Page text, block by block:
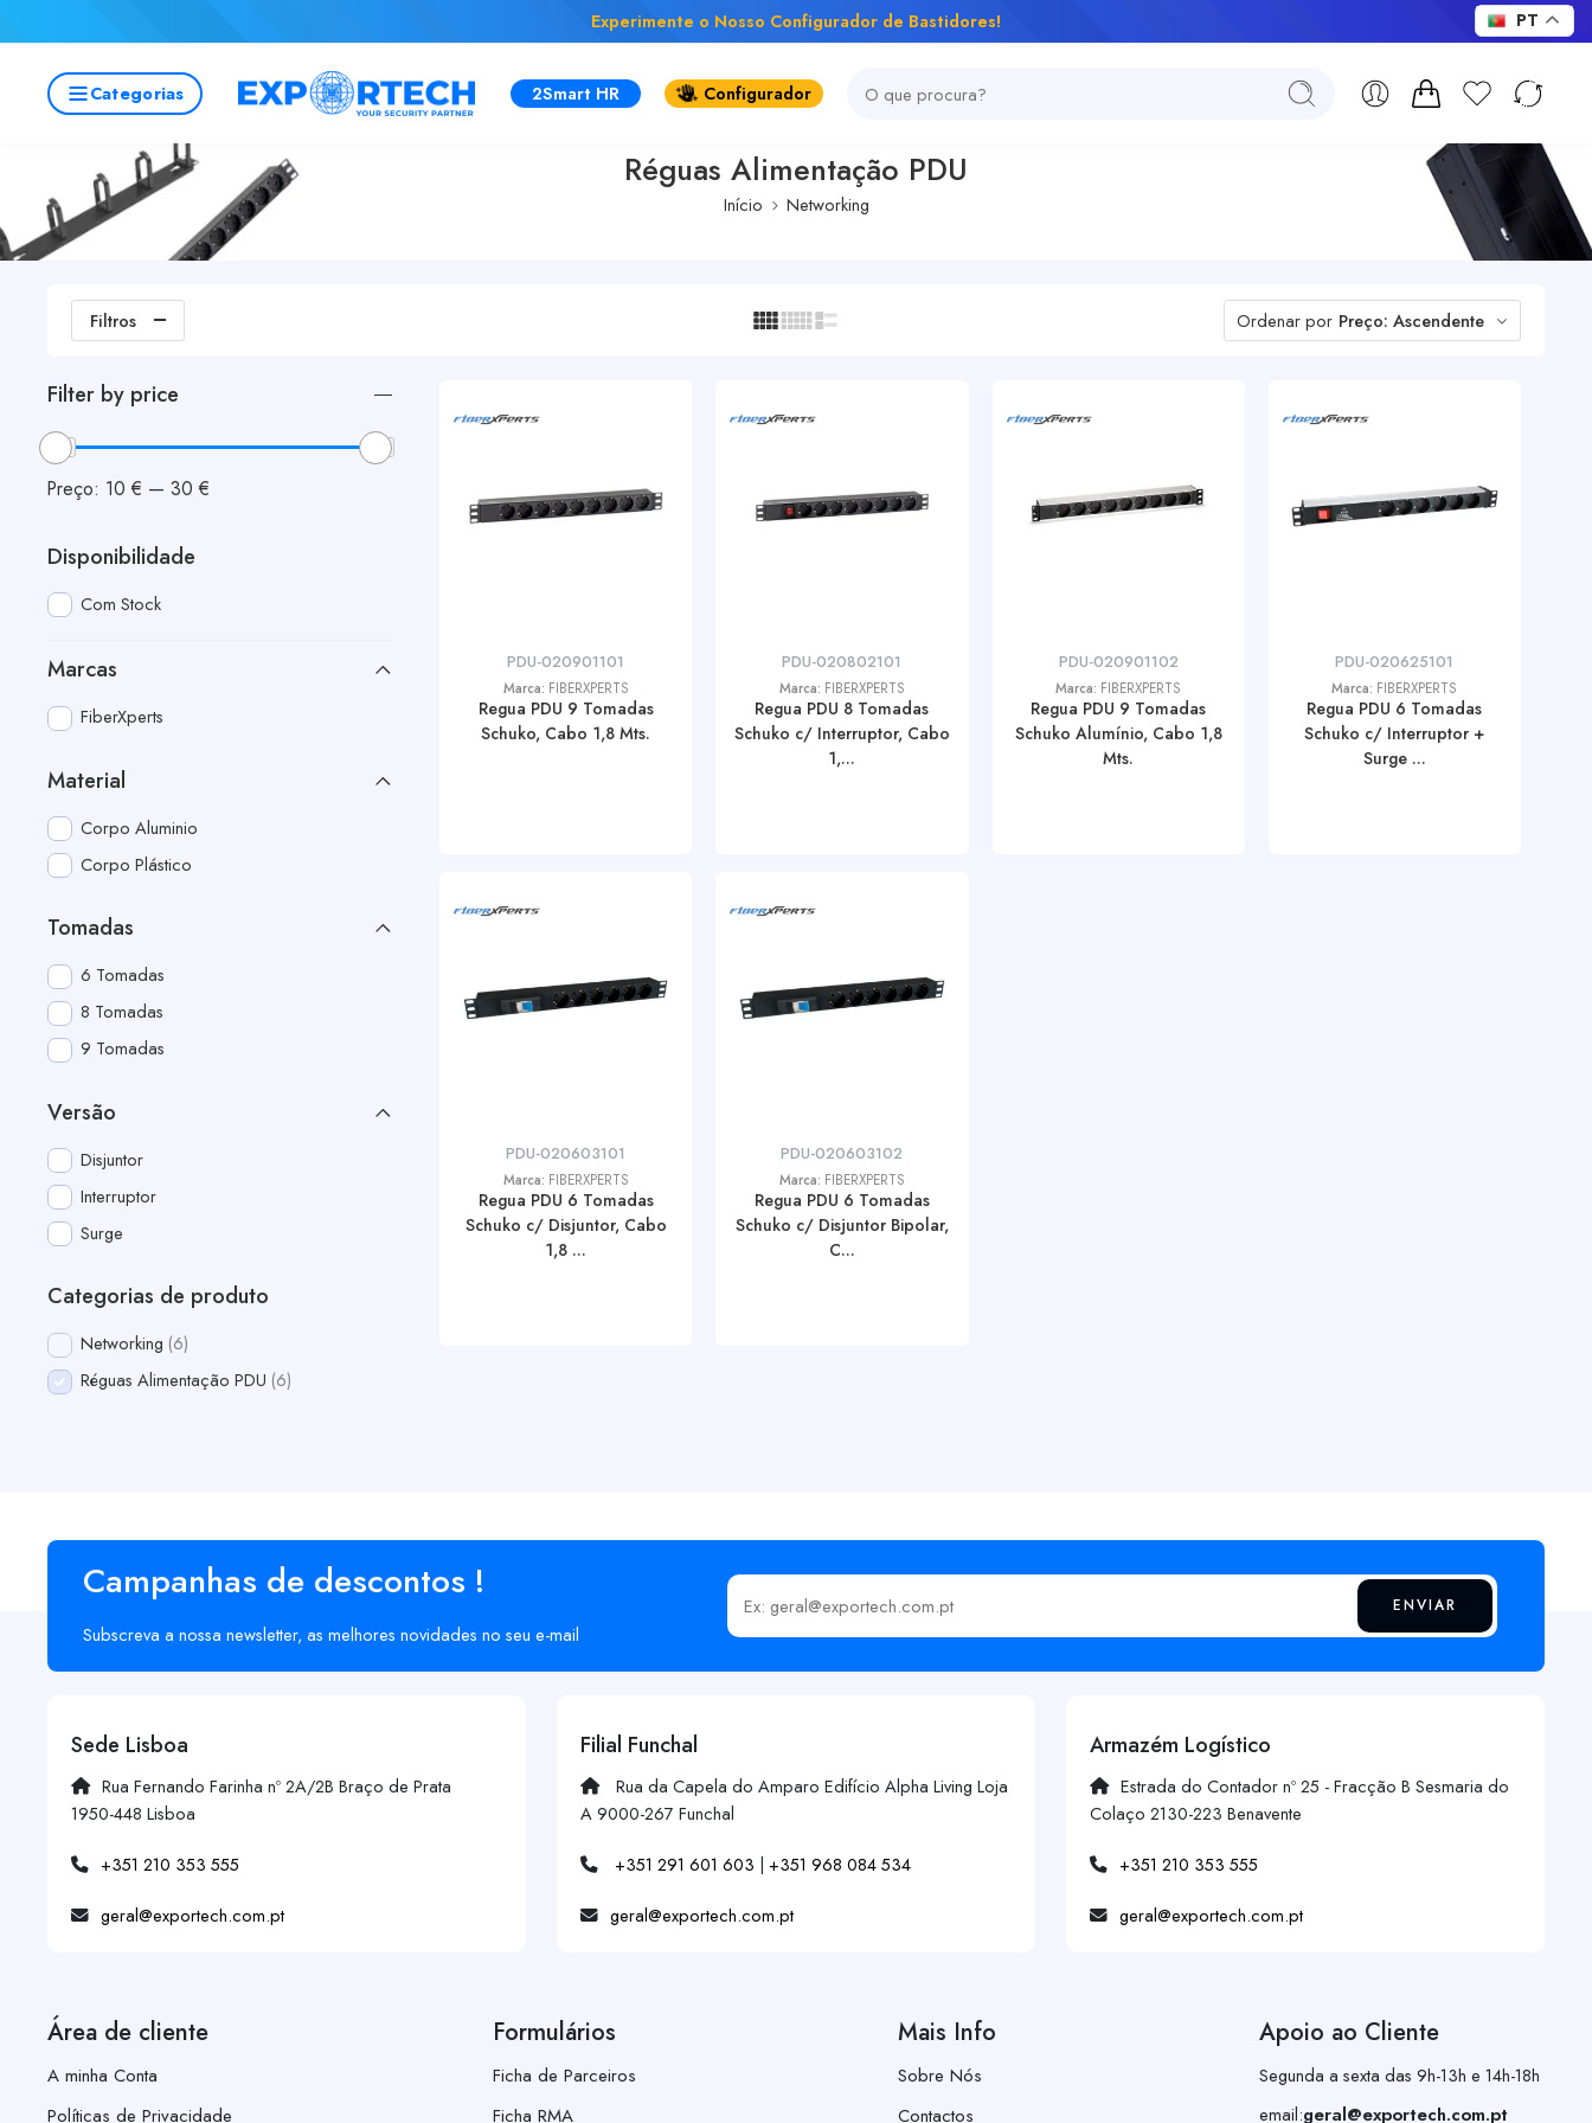
Experimente o Nosso Configurador de Bastidores!
Categorias 2Smart HR Configurador
Réguas Alimentação PDU
Início Networking
Filtros Ordenar por Preço: Ascendente
PDU-020901101
Marca: FIBERXPERTS
Regua PDU 9 Tomadas
Schuko, Cabo 1,8 Mts.
PDU-020802101
Marca: FIBERXPERTS
Regua PDU 8 Tomadas
Schuko c/ Interruptor, Cabo
1,...
PDU-020901102
Marca: FIBERXPERTS
Regua PDU 9 Tomadas
Schuko Alumínio, Cabo 1,8
Mts.
PDU-020625101
Marca: FIBERXPERTS
Regua PDU 6 Tomadas
Schuko c/ Interruptor +
Surge ...
PDU-020603101
Marca: FIBERXPERTS
Regua PDU 6 Tomadas
Schuko c/ Disjuntor, Cabo
1,8 ...
PDU-020603102
Marca: FIBERXPERTS
Regua PDU 6 Tomadas
Schuko c/ Disjuntor Bipolar,
C...
Filter by price
Preço: 10 € — 30 €
Disponibilidade
Com Stock
Marcas
FiberXperts
Material
Corpo Aluminio
Corpo Plástico
Tomadas
6 Tomadas
8 Tomadas
9 Tomadas
Versão
Disjuntor
Interruptor
Surge
Categorias de produto
Networking 6
Réguas Alimentação PDU 6
Campanhas de descontos !
Subscreva a nossa newsletter, as melhores novidades no seu e-mail
Insira o seu email ENVIAR
Sede Lisboa
Rua Fernando Farinha nº 2A/2B Braço de Prata
1950-448 Lisboa
+351 210 353 555
geral@exportech.com.pt
Filial Funchal
Rua da Capela do Amparo Edifício Alpha Living Loja
A 9000-267 Funchal
+351 291 601 603 | +351 968 084 534
geral@exportech.com.pt
Armazém Logístico
Estrada do Contador nº 25 - Fracção B Sesmaria do
Colaço 2130-223 Benavente
+351 210 353 555
geral@exportech.com.pt
Área de cliente
A minha Conta
Políticas de Privacidade
Formulários
Ficha de Parceiros
Ficha RMA
Mais Info
Sobre Nós
Contactos
Apoio ao Cliente
Segunda a sexta das 9h-13h e 14h-18h
email:geral@exportech.com.pt
PT